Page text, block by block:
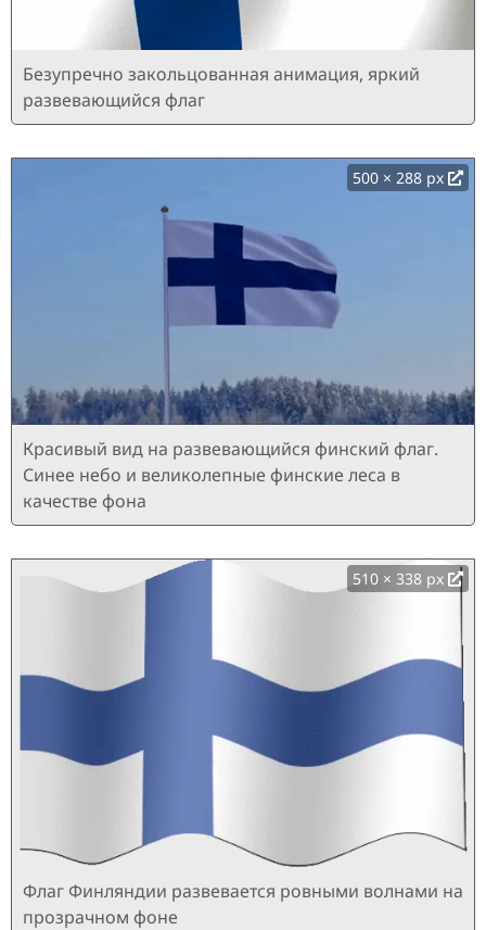
Безупречно закольцованная анимация, яркий
развевающийся флаг
500 × 288 px
Красивый вид на развевающийся финский флаг.
Синее небо и великолепные финские леса в
качестве фона
510 × 338 px
Флаг Финляндии развевается ровными волнами на
прозрачном фоне